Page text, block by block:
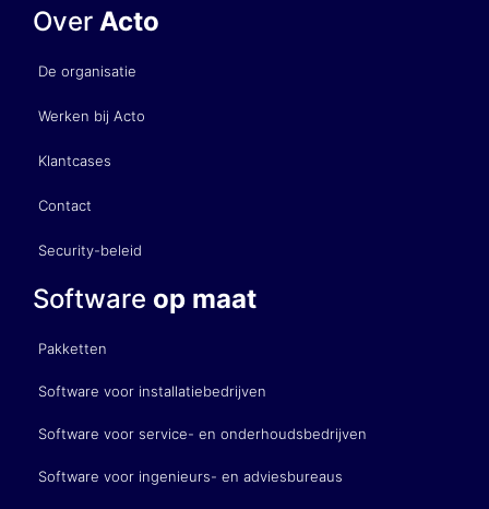
Over Acto
De organisatie
Werken bij Acto
Klantcases
Contact
Security-beleid
Software op maat
Pakketten
Software voor installatiebedrijven
Software voor service- en onderhoudsbedrijven
Software voor ingenieurs- en adviesbureaus